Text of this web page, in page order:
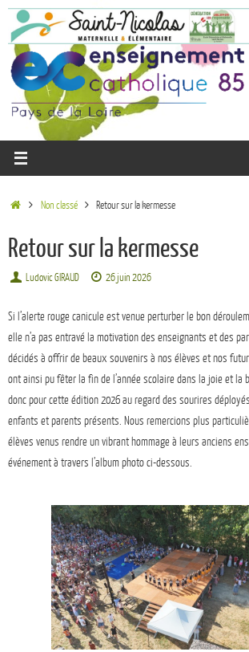
Non classé Retour sur la kermesse
Retour sur la kermesse
Ludovic GIRAUD 26 juin 2026
Si l’alerte rouge canicule est venue perturber le bon
elle n’a pas entravé la motivation des enseignants et des
décidés à offrir de beaux souvenirs à nos élèves et nos
ont ainsi pu fêter la fin de l’année scolaire dans la joie et la
donc pour cette édition 2026 au regard des sourires
enfants et parents présents. Nous remercions plus
élèves venus rendre un vibrant hommage à leurs anciens
événement à travers l’album photo ci-dessous.